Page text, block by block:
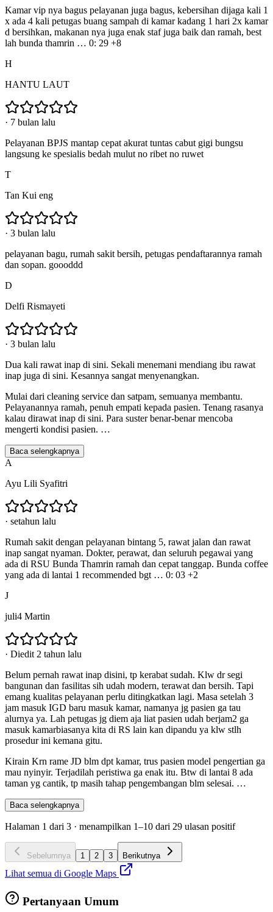
Kamar vip nya bagus pelayanan juga bagus, kebersihan dijaga kali 1
x ada 4 kali petugas buang sampah di kamar kadang 1 hari 2x kamar
d bersihkan, makanan nya juga enak staf juga baik dan ramah, best
lah bunda thamrin … 0: 29 +8
H
HANTU LAUT
· 7 bulan lalu
Pelayanan BPJS mantap cepat akurat tuntas cabut gigi bungsu
langsung ke spesialis bedah mulut no ribet no ruwet
T
Tan Kui eng
· 3 bulan lalu
pelayanan bagu, rumah sakit bersih, petugas pendaftarannya ramah
dan sopan. goooddd
D
Delfi Rismayeti
· 3 bulan lalu
Dua kali rawat inap di sini. Sekali menemani mendiang ibu rawat
inap juga di sini. Kesannya sangat menyenangkan.
Mulai dari cleaning service dan satpam, semuanya membantu.
Pelayanannya ramah, penuh empati kepada pasien. Tenang rasanya
kalau dirawat inap di sini. Para suster benar-benar mencoba
mengerti kondisi pasien. …
Baca selengkapnya
A
Ayu Lili Syafitri
· setahun lalu
Rumah sakit dengan pelayanan bintang 5, rawat jalan dan rawat
inap sangat nyaman. Dokter, perawat, dan seluruh pegawai yang
ada di RSU Bunda Thamrin ramah dan cepat tanggap. Bunda coffee
yang ada di lantai 1 recommended bgt … 0: 03 +2
J
juli4 Martin
· Diedit 2 tahun lalu
Belum pernah rawat inap disini, tp kerabat sudah. Klw dr segi
bangunan dan fasilitas sih udah modern, terawat dan bersih. Tapi
emang kualitas pelayanan perlu ditingkatkan lagi. Masa setelah 3
jam masuk IGD baru masuk kamar, namanya jg pasien ga tau
alurnya ya. Lah petugas jg diem aja liat pasien udah berjam2 ga
masuk kamarbiasanya kita di RS lain kan dipandu ya klw stlh
prosedur ini kemana gitu.
Kirain Krn rame JD blm dpt kamar, trus pasien model pengertian ga
mau nyinyir. Terjadilah peristiwa ga enak itu. Btw di lantai 8 ada
taman yg cantik, tp masih tahap pengembangan blm selesai. …
Baca selengkapnya
Halaman 1 dari 3 · menampilkan 1–10 dari 29 ulasan positif
Sebelumnya 1 2 3 Berikutnya
Lihat semua di Google Maps
Pertanyaan Umum